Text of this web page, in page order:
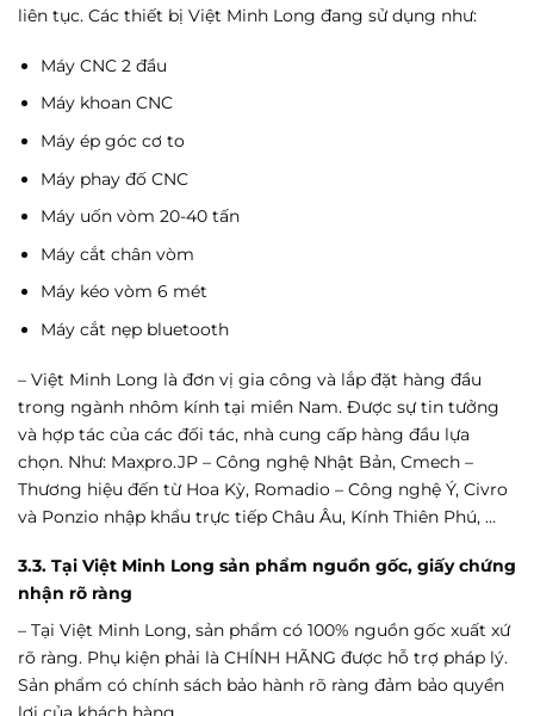
liên tục. Các thiết bị Việt Minh Long đang sử dụng như:
Máy CNC 2 đầu
Máy khoan CNC
Máy ép góc cơ to
Máy phay đố CNC
Máy uốn vòm 20-40 tấn
Máy cắt chân vòm
Máy kéo vòm 6 mét
Máy cắt nẹp bluetooth
– Việt Minh Long là đơn vị gia công và lắp đặt hàng đầu
trong ngành nhôm kính tại miền Nam. Được sự tin tưởng
và hợp tác của các đối tác, nhà cung cấp hàng đầu lựa
chọn. Như: Maxpro.JP – Công nghệ Nhật Bản, Cmech –
Thương hiệu đến từ Hoa Kỳ, Romadio – Công nghệ Ý, Civro
và Ponzio nhập khẩu trực tiếp Châu Âu, Kính Thiên Phú, …
3.3. Tại Việt Minh Long sản phẩm nguồn gốc, giấy chứng
nhận rõ ràng
– Tại Việt Minh Long, sản phẩm có 100% nguồn gốc xuất xứ
rõ ràng. Phụ kiện phải là CHÍNH HÃNG được hỗ trợ pháp lý.
Sản phẩm có chính sách bảo hành rõ ràng đảm bảo quyền